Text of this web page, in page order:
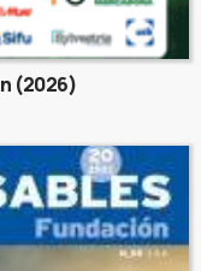
(2026)